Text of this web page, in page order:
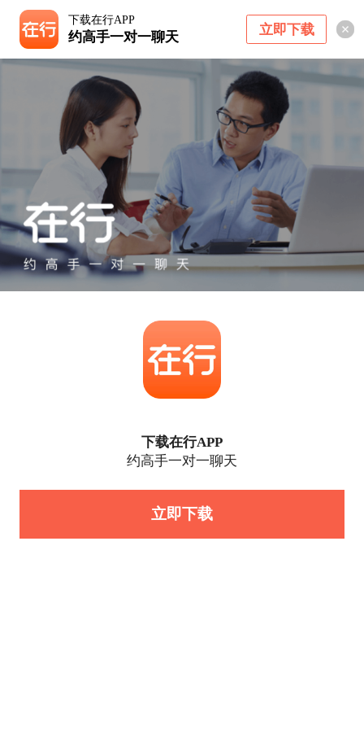
下载在行APP
约高手一对一聊天 立即下载
下载在行APP
约高手一对一聊天
立即下载